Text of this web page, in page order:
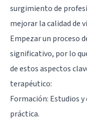
surgimiento de
mejorar la calidad de
Empezar un proceso
significativo, por lo
de estos aspectos
terapéutico:
Formación: Estudios
práctica.